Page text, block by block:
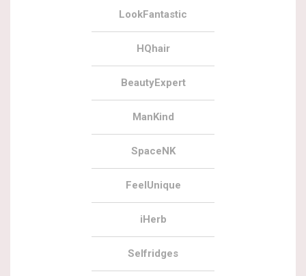
LookFantastic
HQhair
BeautyExpert
ManKind
SpaceNK
FeelUnique
iHerb
Selfridges